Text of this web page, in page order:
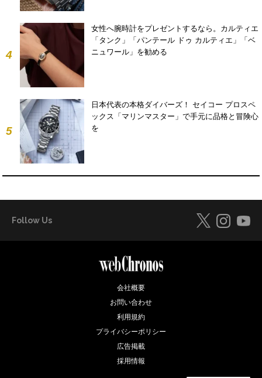
4
女性へ腕時計をプレゼントするなら。カルティエ
「タンク」「パンテール ドゥ カルティエ」「ベ
ニュワール」を勧める
5
日本代表の本格ダイバーズ！ セイコー プロスペ
ックス「マリンマスター」で手元に品格と冒険心
を
Follow Us
会社概要
お問い合わせ
利用規約
プライバシーポリシー
広告掲載
採用情報